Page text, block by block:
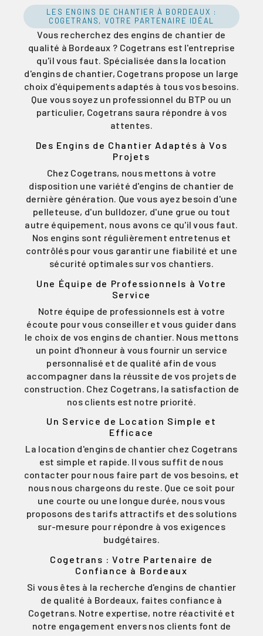
LES ENGINS DE CHANTIER À BORDEAUX :
COGETRANS, VOTRE PARTENAIRE IDÉAL
Vous recherchez des engins de chantier de
qualité à Bordeaux ? Cogetrans est l'entreprise
qu'il vous faut. Spécialisée dans la location
d'engins de chantier, Cogetrans propose un large
choix d'équipements adaptés à tous vos besoins.
Que vous soyez un professionnel du BTP ou un
particulier, Cogetrans saura répondre à vos
attentes.
Des Engins de Chantier Adaptés à Vos
Projets
Chez Cogetrans, nous mettons à votre
disposition une variété d'engins de chantier de
dernière génération. Que vous ayez besoin d'une
pelleteuse, d'un bulldozer, d'une grue ou tout
autre équipement, nous avons ce qu'il vous faut.
Nos engins sont régulièrement entretenus et
contrôlés pour vous garantir une fiabilité et une
sécurité optimales sur vos chantiers.
Une Équipe de Professionnels à Votre
Service
Notre équipe de professionnels est à votre
écoute pour vous conseiller et vous guider dans
le choix de vos engins de chantier. Nous mettons
un point d'honneur à vous fournir un service
personnalisé et de qualité afin de vous
accompagner dans la réussite de vos projets de
construction. Chez Cogetrans, la satisfaction de
nos clients est notre priorité.
Un Service de Location Simple et
Efficace
La location d'engins de chantier chez Cogetrans
est simple et rapide. Il vous suffit de nous
contacter pour nous faire part de vos besoins, et
nous nous chargeons du reste. Que ce soit pour
une courte ou une longue durée, nous vous
proposons des tarifs attractifs et des solutions
sur-mesure pour répondre à vos exigences
budgétaires.
Cogetrans : Votre Partenaire de
Confiance à Bordeaux
Si vous êtes à la recherche d'engins de chantier
de qualité à Bordeaux, faites confiance à
Cogetrans. Notre expertise, notre réactivité et
notre engagement envers nos clients font de